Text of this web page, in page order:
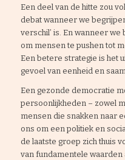
Een deel van de hitte zou
debat wanneer we
verschil’ is. En wanneer
om mensen te pushen tot
Een betere strategie is het
gevoel van eenheid en
Een gezonde democratie
persoonlijkheden – zowel
mensen die snakken naar
ons om een politiek en
de laatste groep zich thuis
van fundamentele waarden